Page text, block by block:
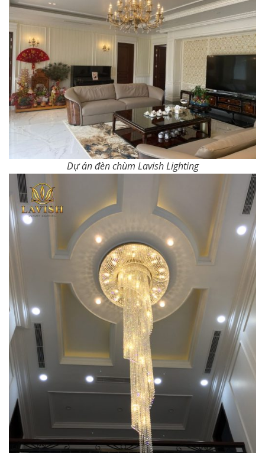
Dự án đèn chùm Lavish Lighting